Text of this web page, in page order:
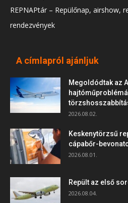
REPNAPtár – Repülőnap, airshow,
rendezvények
A címlapról ajánljuk
Megoldódtak az
2026.08.02.
Keskenytörzsű
cápabőr-
2026.08.01.
Repült az első
2026.08.04.